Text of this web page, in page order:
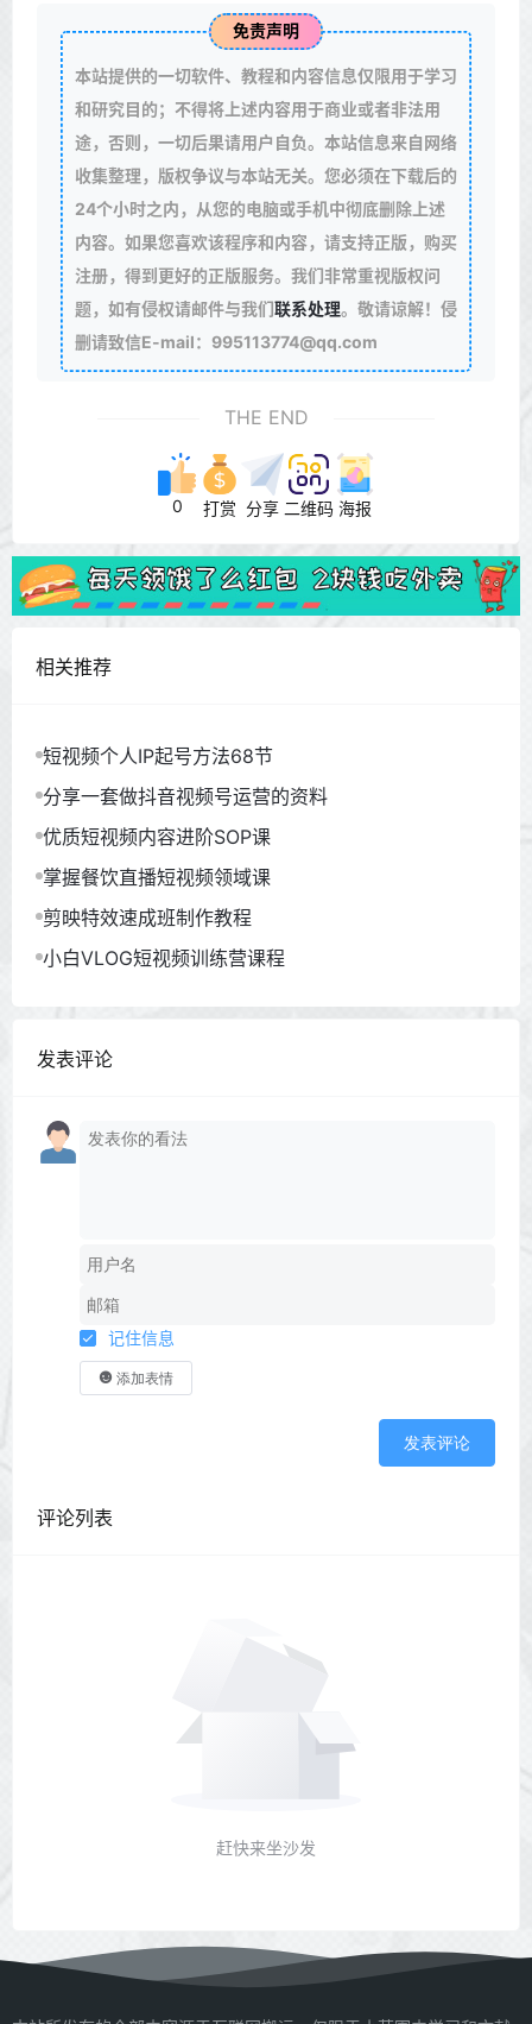
免责声明
本站提供的一切软件、教程和内容信息仅限用于学习
和研究目的；不得将上述内容用于商业或者非法用
途，否则，一切后果请用户自负。本站信息来自网络
收集整理，版权争议与本站无关。您必须在下载后的
24个小时之内，从您的电脑或手机中彻底删除上述
内容。如果您喜欢该程序和内容，请支持正版，购买
注册，得到更好的正版服务。我们非常重视版权问
题，如有侵权请邮件与我们联系处理。敬请谅解！侵
删请致信E-mail：995113774@qq.com
THE END
0 打赏 分享 二维码 海报
相关推荐
短视频个人IP起号方法68节
分享一套做抖音视频号运营的资料
优质短视频内容进阶SOP课
掌握餐饮直播短视频领域课
剪映特效速成班制作教程
小白VLOG短视频训练营课程
发表评论
记住信息
添加表情
发表评论
评论列表
赶快来坐沙发